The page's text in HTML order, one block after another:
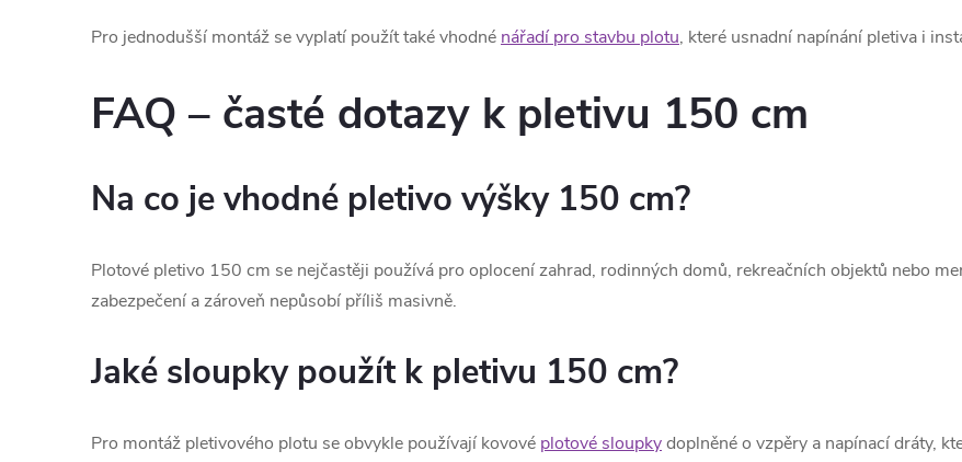
Pro jednodušší montáž se vyplatí použít také vhodné nářadí pro stavbu plotu, které usnadní napínání pletiva i
FAQ – časté dotazy k pletivu 150 cm
Na co je vhodné pletivo výšky 150 cm?
Plotové pletivo 150 cm se nejčastěji používá pro oplocení zahrad, rodinných domů, rekreačních objektů nebo
zabezpečení a zároveň nepůsobí příliš masivně.
Jaké sloupky použít k pletivu 150 cm?
Pro montáž pletivového plotu se obvykle používají kovové plotové sloupkydoplněné o vzpěry a napínací dráty,